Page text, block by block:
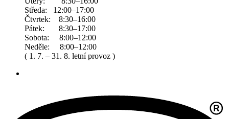
Středa: 12:00–17:00
Čtvrtek: 8:30–16:00
Pátek: 8:30–17:00
Sobota: 8:00–12:00
Neděle: 8:00–12:00
( 1. 7. – 31. 8. letní provoz )